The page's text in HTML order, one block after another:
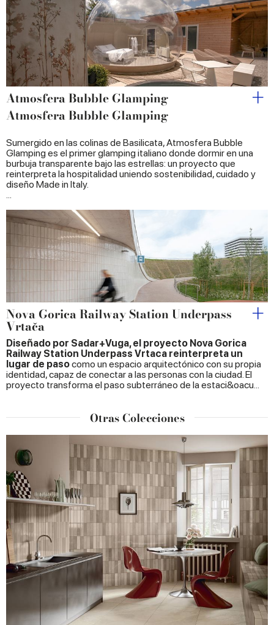
provided to them or that they’ve collected from your use
of their services.
Atmosfera Bubble Glamping
Atmosfera Bubble Glamping
Sumergido en las colinas de Basilicata, Atmosfera Bubble
Glamping es el primer glamping italiano donde dormir en una
burbuja transparente bajo las estrellas: un proyecto que
reinterpreta la hospitalidad uniendo sostenibilidad, cuidado y
diseño Made in Italy.
Nova Gorica Railway Station Underpass
Vrtača
Diseñado por Sadar+Vuga, el proyecto Nova Gorica
Railway Station Underpass Vrtaca reinterpreta un
lugar de pasocomo un espacio arquitectónico con su propia
identidad, capaz de conectar a las personas con la ciudad. El
proyecto transforma el paso subterráneo de la estaci&oacu...
Otras Colecciones